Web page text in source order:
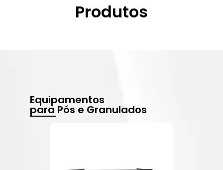
Produtos
Equipamentos
para Pós e Granulados